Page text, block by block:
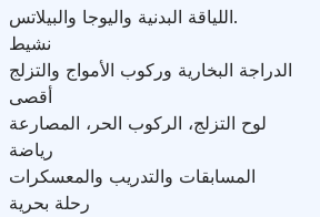
اللياقة البدنية واليوجا والبيلاتس.
نشيط
الدراجة البخارية وركوب الأمواج والتزلج
أقصى
لوح التزلج، الركوب الحر، المصارعة
رياضة
المسابقات والتدريب والمعسكرات
رحلة بحرية